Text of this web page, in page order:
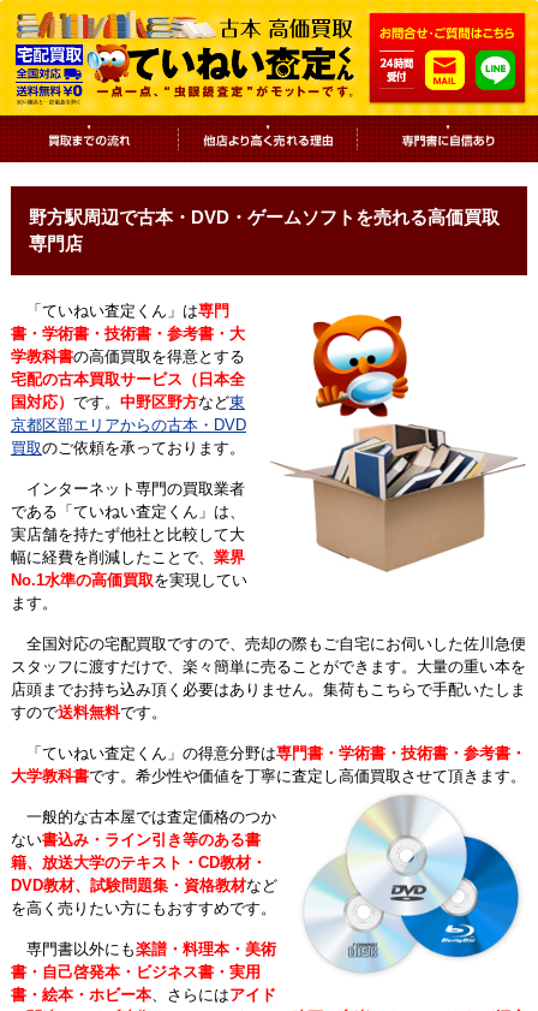
野方駅周辺で古本・DVD・ゲームソフトを売れる高価買取
専門店
「ていねい査定くん」は専門
書・学術書・技術書・参考書・大
学教科書の高価買取を得意とする
宅配の古本買取サービス（日本全
国対応） です。 中野区野方など東
京都区部エリアからの古本・DVD
買取のご依頼を承っております。
インターネット専門の買取業者
である「ていねい査定くん」は、
実店舗を持たず他社と比較して大
幅に経費を削減したことで、 業界
No.1水準の高価買取を実現してい
ます。
全国対応の宅配買取ですので、売却の際もご自宅にお伺いした佐川急便
スタッフに渡すだけで、楽々簡単に売ることができます。大量の重い本を
店頭までお持ち込み頂く必要はありません。集荷もこちらで手配いたしま
すので送料無料です。
「ていねい査定くん」の得意分野は専門書・学術書・技術書・参考書・
大学教科書です。希少性や価値を丁寧に査定し高価買取させて頂きます。
一般的な古本屋では査定価格のつか
ない書込み・ライン引き等のある書
籍、放送大学のテキスト・CD教材・
DVD教材、試験問題集・資格教材など
を高く売りたい方にもおすすめです。
専門書以外にも楽譜・料理本・美術
書・自己啓発本・ビジネス書・実用
書・絵本・ホビー本、さらにはアイド